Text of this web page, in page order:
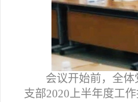
会议开始前， 全体
支部2020上半年度工